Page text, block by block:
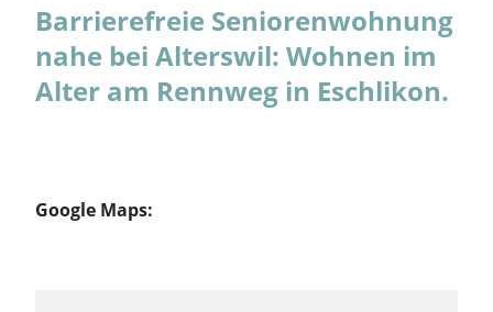
Barrierefreie Seniorenwohnung
nahe bei Alterswil: Wohnen im
Alter am Rennweg in Eschlikon.
Google Maps: